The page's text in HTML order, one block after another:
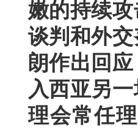
嫩的持续
谈判和外
朗作出回
入西亚另
理会常任